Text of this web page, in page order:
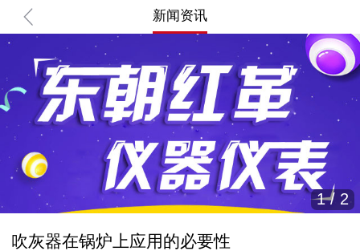
新闻资讯
1/ 2
吹灰器在锅炉上应用的必要性